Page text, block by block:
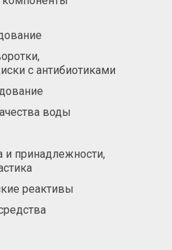
с антибиотиками
воды
и принадлежности,
реактивы